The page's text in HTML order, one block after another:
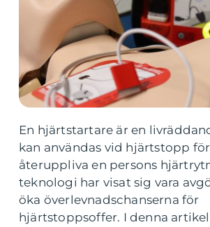
En hjärtstartare är en
kan användas vid hjärtstopp
återuppliva en persons
teknologi har visat sig vara
öka överlevnadschanserna för
hjärtstoppsoffer. I denna